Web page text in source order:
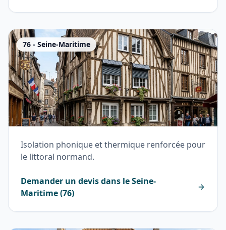
76 - Seine-Maritime
Isolation phonique et thermique renforcée pour
le littoral normand.
Demander un devis dans leSeine-
Maritime(76)